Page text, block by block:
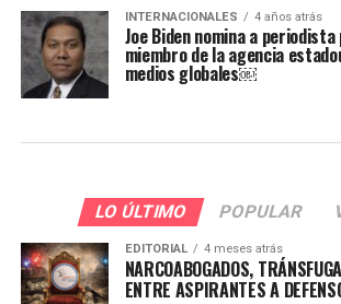
INTERNACIONALES 4 años atrás
Joe Biden nomina a periodista
miembro de la agencia
medios globales￼
LO ÚLTIMO POPULAR
EDITORIAL 4 meses atrás
NARCOABOGADOS,
ENTRE ASPIRANTES A